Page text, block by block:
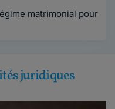
matrimonial pour
juridiques